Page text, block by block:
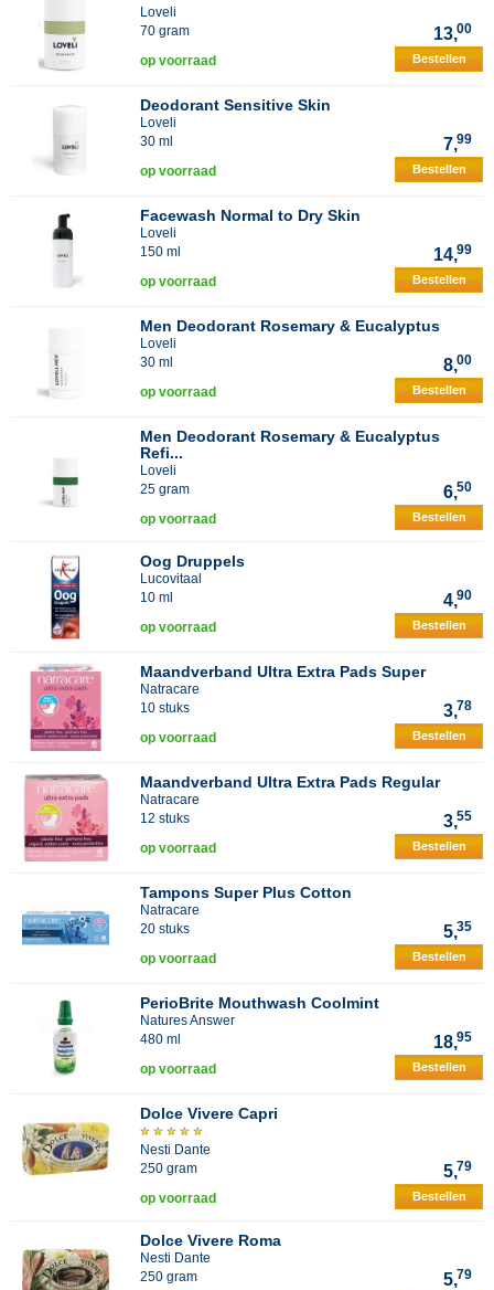
Loveli
70 gram
13,00
op voorraad Bestellen
Deodorant Sensitive Skin
Loveli
30 ml
7,99
op voorraad Bestellen
Facewash Normal to Dry Skin
Loveli
150 ml
14,99
op voorraad Bestellen
Men Deodorant Rosemary & Eucalyptus
Loveli
30 ml
8,00
op voorraad Bestellen
Men Deodorant Rosemary & Eucalyptus
Refi...
Loveli
25 gram
6,50
op voorraad Bestellen
Oog Druppels
Lucovitaal
10 ml
4,90
op voorraad Bestellen
Maandverband Ultra Extra Pads Super
Natracare
10 stuks
3,78
op voorraad Bestellen
Maandverband Ultra Extra Pads Regular
Natracare
12 stuks
3,55
op voorraad Bestellen
Tampons Super Plus Cotton
Natracare
20 stuks
5,35
op voorraad Bestellen
PerioBrite Mouthwash Coolmint
Natures Answer
480 ml
18,95
op voorraad Bestellen
Dolce Vivere Capri
Nesti Dante
250 gram
5,79
op voorraad Bestellen
Dolce Vivere Roma
Nesti Dante
250 gram
5,79